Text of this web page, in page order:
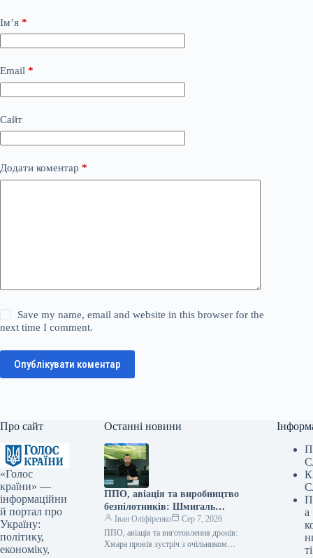
Ім’я *
Email *
Сайт
Додати коментар *
Save my name, email and website in this browser for the
next time I comment.
Опублікувати коментар
Про сайт
«Голос
країни» —
інформаційни
й портал про
Україну:
політику,
економіку,
Останні новини
ППО, авіація та виробництво
безпілотників: Шмигаль
провів зустріч із британським
міністром оборони
Іван Оліфіренко
Сер 7, 2026
ППО, авіація та виготовлення дронів:
Хмара провів зустріч з очільником
а
ті